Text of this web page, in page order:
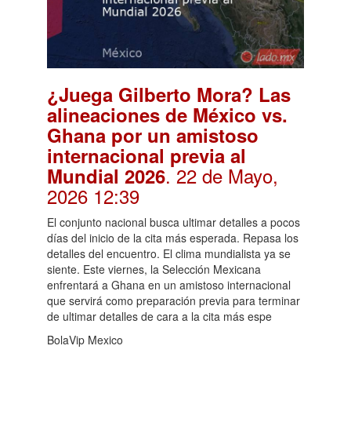
¿Juega Gilberto Mora? Las
alineaciones de México vs.
Ghana por un amistoso
internacional previa al
Mundial 2026. 22 de Mayo,
2026 12:39
El conjunto nacional busca ultimar detalles a pocos
días del inicio de la cita más esperada. Repasa los
detalles del encuentro. El clima mundialista ya se
siente. Este viernes, la Selección Mexicana
enfrentará a Ghana en un amistoso internacional
que servirá como preparación previa para terminar
de ultimar detalles de cara a la cita más espe
BolaVip Mexico